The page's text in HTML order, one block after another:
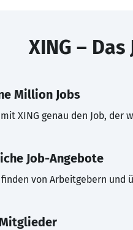
XING –
Million Jobs
XING genau den Job, der
Job-Angebote
von Arbeitgebern und